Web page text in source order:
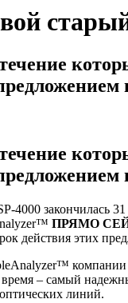
4000 закончилась
ПРЯМО
действия этих
время – самый
линий.